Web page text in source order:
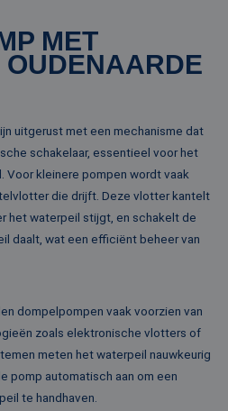
MET
uitgerust met een mechanisme dat
schakelaar, essentieel voor het
Voor kleinere pompen wordt vaak
die drijft. Deze vlotter kantelt
het waterpeil stijgt, en schakelt de
daalt, wat een efficiënt beheer van
dompelpompen vaak voorzien van
zoals elektronische vlotters of
meten het waterpeil nauwkeurig
pomp automatisch aan om een
te handhaven.
1 week
MSN 1st party
die we gebruiken
LLC
1 jaar
Deze cookie
ingesteld door
informatie uit
hoe de
de website
en over eventuele
advertenties die
eindgebruiker
LLC
geplaatst door
DoubleClick
(eigendom van
Google) om te
bepalen of de
browser van de